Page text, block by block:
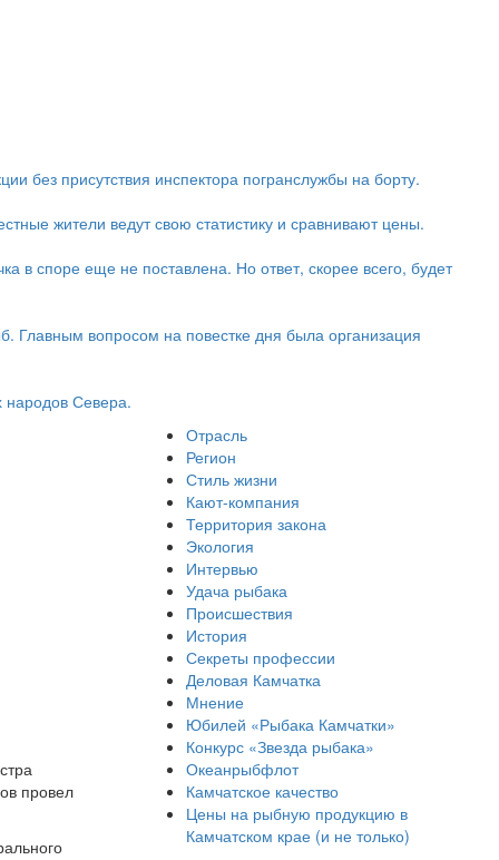
без присутствия инспектора погранслужбы на борту.
жители ведут свою статистику и сравнивают цены.
в споре еще не поставлена. Но ответ, скорее всего, будет
Главным вопросом на повестке дня была организация
народов Севера.
провел
Отрасль
Регион
Стиль жизни
Кают-компания
Территория закона
Экология
Интервью
Удача рыбака
Происшествия
История
Секреты профессии
Деловая Камчатка
Мнение
Юбилей «Рыбака Камчатки»
Конкурс «Звезда рыбака»
Океанрыбфлот
Камчатское качество
Цены на рыбную продукцию в
Камчатском крае (и не только)